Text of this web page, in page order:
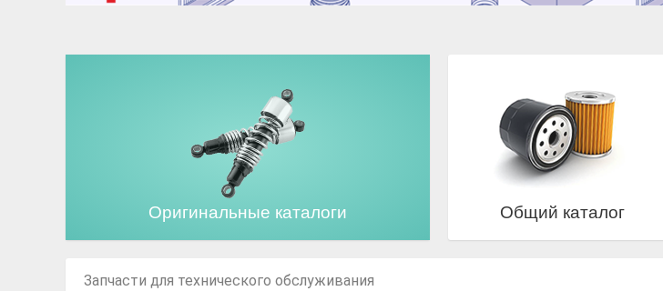
Оригинальные каталоги Общий каталог
Запчасти для технического обслуживания